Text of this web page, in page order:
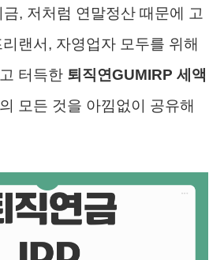
, 저처럼 연말정산 때문에 고
랜서, 자영업자 모두를 위해
터득한 퇴직연GUMIRP 세액
모든 것을 아낌없이 공유해